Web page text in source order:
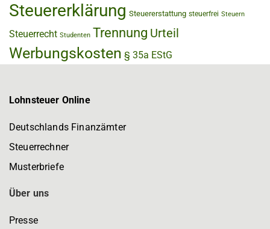
Steuererklärung Steuererstattung steuerfrei Steuern
Steuerrecht Studenten Trennung Urteil
Werbungskosten § 35a EStG
Lohnsteuer Online
Deutschlands Finanzämter
Steuerrechner
Musterbriefe
Über uns
Presse